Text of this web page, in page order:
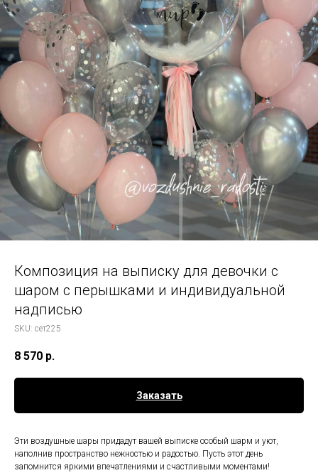
Композиция на выписку для девочки с
шаром с перышками и индивидуальной
надписью
SKU: сет225
8 570 р.
Заказать
Эти воздушные шары придадут вашей выписке особый шарм и уют,
наполнив пространство нежностью и радостью. Пусть этот день
запомнится яркими впечатлениями и счастливыми моментами!